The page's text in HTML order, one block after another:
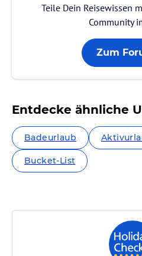
Teile Dein Reisewissen
Community
Zum
Entdecke ähnliche
Badeurlaub
Bucket-List